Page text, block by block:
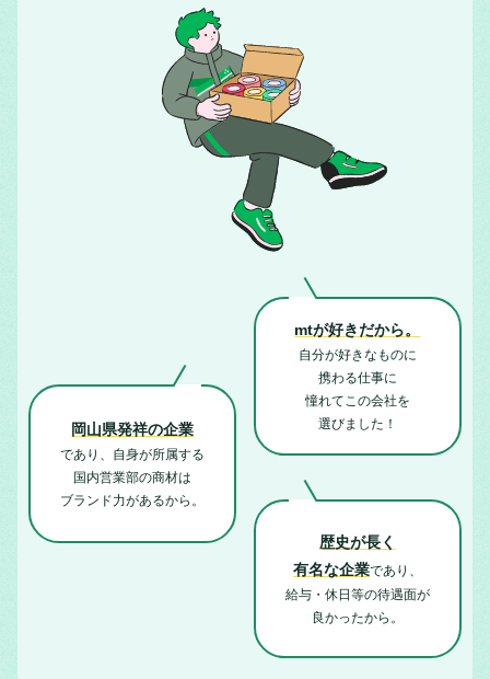
mtが好きだから。
自分が好きなものに
携わる仕事に
憧れてこの会社を
選びました！
岡山県発祥の企業
であり、自身が所属する
国内営業部の商材は
ブランド力があるから。
歴史が長く
有名な企業であり、
給与・休日等の待遇面が
良かったから。